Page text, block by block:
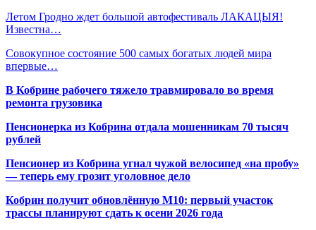
Летом Гродно ждет большой автофестиваль ЛАКАЦЫЯ!
Известна…
Совокупное состояние 500 самых богатых людей мира
впервые…
В Кобрине рабочего тяжело травмировало во время
ремонта грузовика
Пенсионерка из Кобрина отдала мошенникам 70 тысяч
рублей
Пенсионер из Кобрина угнал чужой велосипед «на пробу»
— теперь ему грозит уголовное дело
Кобрин получит обновлённую М10: первый участок
трассы планируют сдать к осени 2026 года